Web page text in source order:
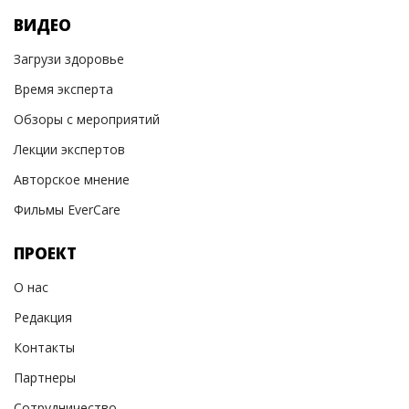
ВИДЕО
Загрузи здоровье
Время эксперта
Обзоры с мероприятий
Лекции экспертов
Авторское мнение
Фильмы EverCare
ПРОЕКТ
О нас
Редакция
Контакты
Партнеры